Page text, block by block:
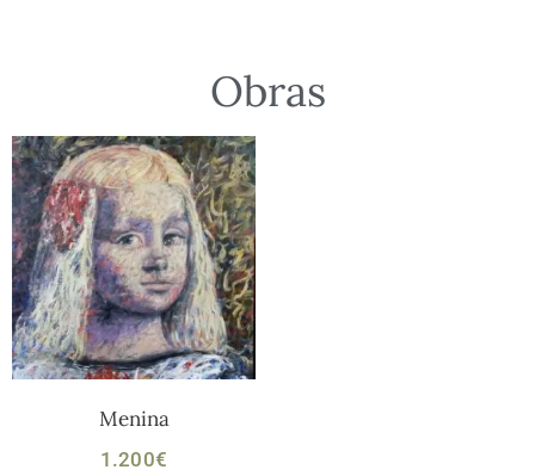
Obras
Menina
1.200€